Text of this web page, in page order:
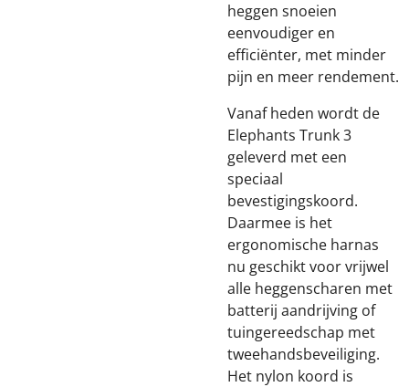
heggen snoeien
eenvoudiger en
efficiënter, met minder
pijn en meer rendement.
Vanaf heden wordt de
Elephants Trunk 3
geleverd met een
speciaal
bevestigingskoord.
Daarmee is het
ergonomische harnas
nu geschikt voor vrijwel
alle heggenscharen met
batterij aandrijving of
tuingereedschap met
tweehandsbeveiliging.
Het nylon koord is